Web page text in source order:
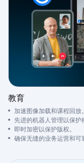
教育
加速图像加载和课程回放。
先进的机器人管理以保护
即时加密以保护版权。
确保无缝的业务运营和可